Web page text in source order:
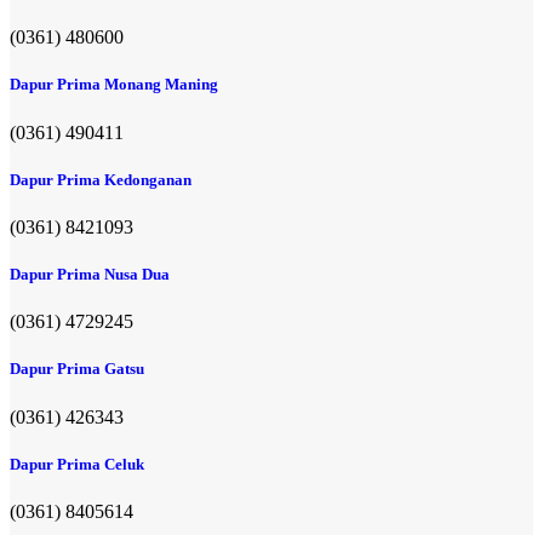
(0361) 480600
Dapur Prima Monang Maning
(0361) 490411​
Dapur Prima Kedonganan
(0361) 8421093
Dapur Prima Nusa Dua
(0361) 4729245
Dapur Prima Gatsu
(0361) 426343
Dapur Prima Celuk
(0361) 8405614